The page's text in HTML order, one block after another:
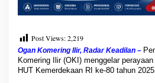
n
K
e
r
s
Post Views:2,219
Ogan Komering Ilir, Radar Keadilan –
Komering Ilir (OKI) menggelar
HUT Kemerdekaan RI ke-80 tahun